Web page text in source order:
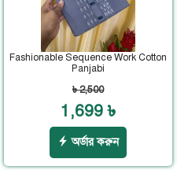
Fashionable Sequence Work Cotton
Panjabi
৳ 2,500
1,699 ৳
অর্ডার করুন